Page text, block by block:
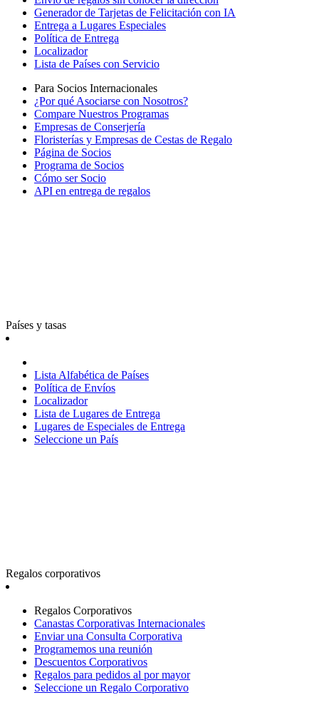
Generador de Tarjetas de Felicitación con IA
Entrega a Lugares Especiales
Política de Entrega
Localizador
Lista de Países con Servicio
Para Socios Internacionales
¿Por qué Asociarse con Nosotros?
Compare Nuestros Programas
Empresas de Conserjería
Floristerías y Empresas de Cestas de Regalo
Página de Socios
Programa de Socios
Cómo ser Socio
API en entrega de regalos
Países y tasas
Lista Alfabética de Países
Política de Envíos
Localizador
Lista de Lugares de Entrega
Lugares de Especiales de Entrega
Seleccione un País
Regalos corporativos
Regalos Corporativos
Canastas Corporativas Internacionales
Enviar una Consulta Corporativa
Programemos una reunión
Descuentos Corporativos
Regalos para pedidos al por mayor
Seleccione un Regalo Corporativo